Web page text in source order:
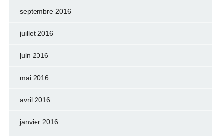
septembre 2016
juillet 2016
juin 2016
mai 2016
avril 2016
janvier 2016